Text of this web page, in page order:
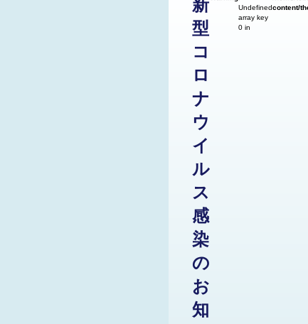
新
型
コ
ロ
ナ
ウ
イ
ル
ス
感
染
の
お
知
Undefined
array key
0 in
content/